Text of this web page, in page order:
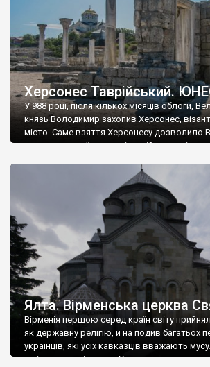
Херсонес Таврійський.
У 988 році, після кількох місяців облоги,
князь Володимир захопив Херсонес,
місто. Саме взяття Херсонесу дозволило
диктувати свої умови візантійському
Херсонесі Володимир-язичник, став
А потім було Хрещення Русі. На честь
Ялта. Вірменська церква
Вірменія першою серед країн світу
як державну релігію, й на подив багатьох
українців, які усіх кавказців вважають
є відданими вірянами Христа